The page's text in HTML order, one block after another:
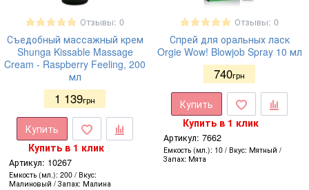
Отзывы: 0
Съедобный массажный крем
Shunga Kissable Massage
Cream - Raspberry Feeling, 200
мл
1 139грн
Купить
Купить в 1 клик
Артикул: 10267
Емкость (мл.) 200
Вкус
Малиновый
Запах Малина
Отзывы: 0
Спрей для оральных ласк
Orgie Wow! Blowjob Spray 10 мл
740грн
Купить
Купить в 1 клик
Артикул: 7662
Емкость (мл.) 10 Вкус Мятный
Запах Мята